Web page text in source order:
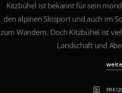
Kitzbühel ist bekannt für sein
den alpinen Skisport und auch im
zum Wandern. Doch Kitzbühel ist
Landschaft und